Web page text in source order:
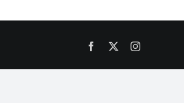
Facebook
X Instagram